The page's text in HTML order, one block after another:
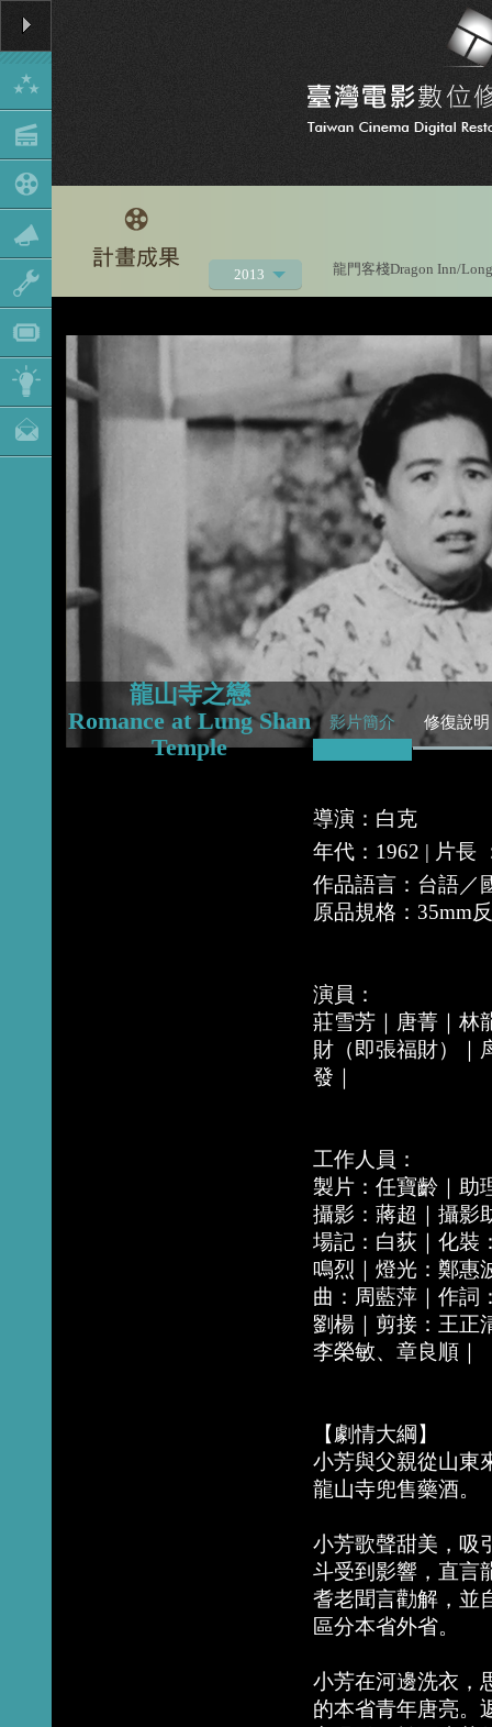
2013
2018
2015
2014
龍門客棧Dragon Inn/
龍山寺之戀
Romance at Lung Shan
Temple
影片簡介 修復說明
導演：白克
年代：1962 | 片長
作品語言：台語／
原品規格：35mm
演員：
莊雪芳｜唐菁｜林
財（即張福財）｜
發｜
工作人員：
製片：任寶齡｜助
攝影：蔣超｜攝影
場記：白荻｜化裝
鳴烈｜燈光：鄭惠
曲：周藍萍｜作詞
劉楊｜剪接：王正
李榮敏、章良順｜
【劇情大綱】
小芳與父親從山東
龍山寺兜售藥酒。
小芳歌聲甜美，吸
斗受到影響，直言
耆老聞言勸解，並
區分本省外省。
小芳在河邊洗衣，
的本省青年唐亮。